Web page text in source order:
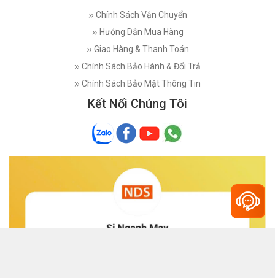
Chính Sách Vận Chuyển
Hướng Dẫn Mua Hàng
Giao Hàng & Thanh Toán
Chính Sách Bảo Hành & Đổi Trả
Chính Sách Bảo Mật Thông Tin
Kết Nối Chúng Tôi